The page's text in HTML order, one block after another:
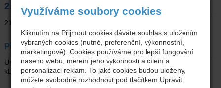
2. kolo výsledky
21. 6. 2024
Přijímací řízení do oborů
Upraveno: 31. 1. 2024 | Typ: PDF |
Velikost: 216,51
kB
| Soubor: Přijímací řízení do oborů
Využíváme soubory cookies
Kliknutím na Přijmout cookies dáváte souhlas s uložením
vybraných cookies (nutné, preferenční, výkonnostní,
marketingové). Cookies používáme pro lepší fungování
našeho webu, měření jeho výkonnosti a cílení a
personalizaci reklam. To jaké cookies budou uloženy,
můžete svobodně rozhodnout pod tlačítkem Upravit